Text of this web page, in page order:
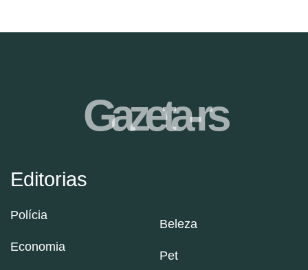
Editorias
Polícia
Economia
Beleza
Pet
Gazeta-rs